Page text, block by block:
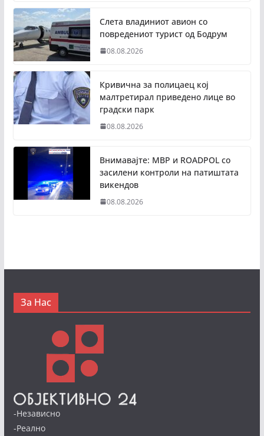
Слета владиниот авион со
повредениот турист од Бодрум
08.08.2026
Кривична за полицаец кој
малтретирал приведено лице во
градски парк
08.08.2026
Внимавајте: МВР и ROADPOL со
засилени контроли на патиштата
викендов
08.08.2026
За Нас
-Независно
-Реално